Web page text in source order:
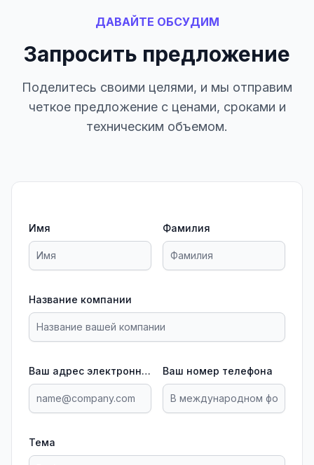
ДАВАЙТЕ ОБСУДИМ
Запросить предложение
Поделитесь своими целями, и мы отправим
четкое предложение с ценами, сроками и
техническим объемом.
Имя Фамилия
Название компании
Ваш адрес электронной почты Ваш номер телефона
Тема